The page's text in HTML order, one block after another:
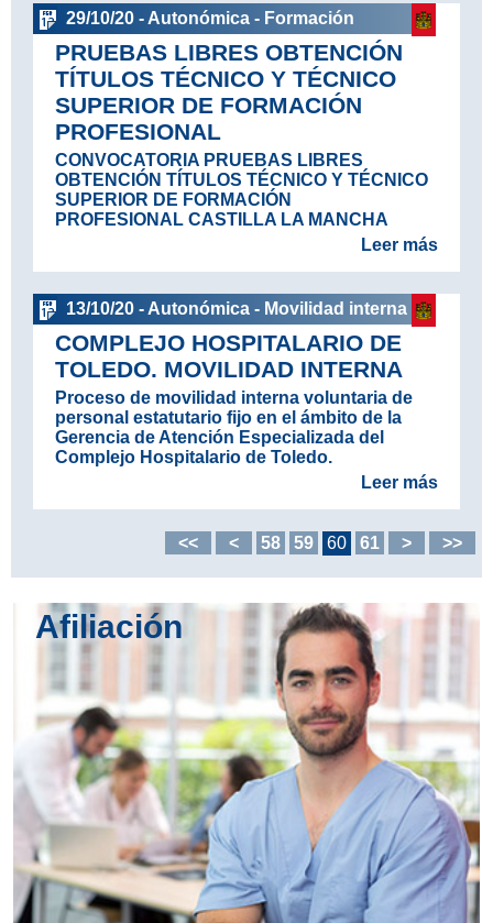
29/10/20 - Autonómica - Formación
PRUEBAS LIBRES OBTENCIÓN
TÍTULOS TÉCNICO Y TÉCNICO
SUPERIOR DE FORMACIÓN
PROFESIONAL
CONVOCATORIA PRUEBAS LIBRES
OBTENCIÓN TÍTULOS TÉCNICO Y TÉCNICO
SUPERIOR DE FORMACIÓN
PROFESIONAL CASTILLA LA MANCHA
Leer más
13/10/20 - Autonómica - Movilidad interna
COMPLEJO HOSPITALARIO DE
TOLEDO. MOVILIDAD INTERNA
Proceso de movilidad interna voluntaria de
personal estatutario fijo en el ámbito de la
Gerencia de Atención Especializada del
Complejo Hospitalario de Toledo.
Leer más
<< < 58 59 60 61 > >>
Afiliación